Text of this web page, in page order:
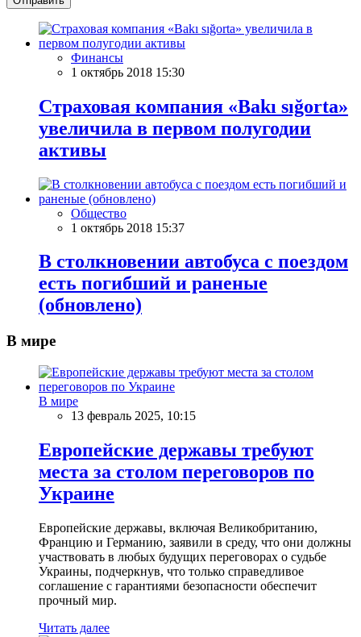
Финансы
1 октябрь 2018 15:30
Страховая компания «Bakı sığorta»
увеличила в первом полугодии
активы
Общество
1 октябрь 2018 15:37
В столкновении автобуса с поездом
есть погибший и раненые
(обновлено)
В мире
В мире
13 февраль 2025, 10:15
Европейские державы требуют
места за столом переговоров по
Украине
Европейские державы, включая Великобританию,
Францию и Германию, заявили в среду, что они должны
участвовать в любых будущих переговорах о судьбе
Украины, подчеркнув, что только справедливое
соглашение с гарантиями безопасности обеспечит
прочный мир.
Читать далее